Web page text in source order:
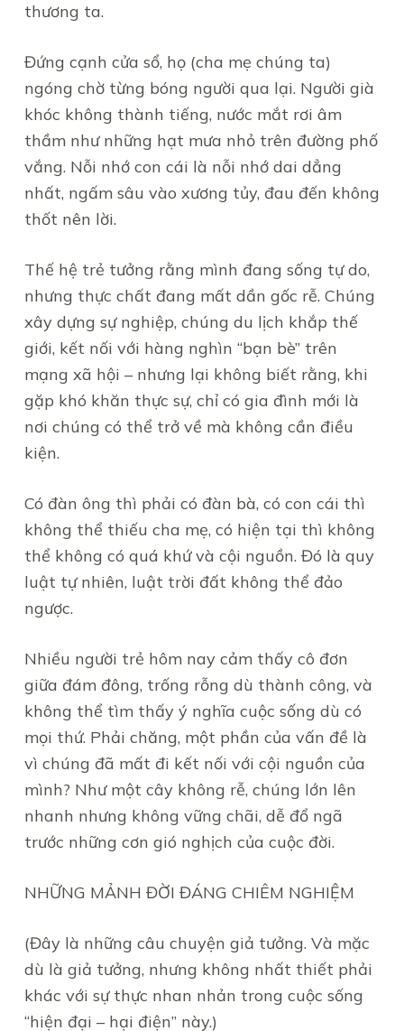
thương ta.
Đứng cạnh cửa sổ, họ (cha mẹ chúng ta)
ngóng chờ từng bóng người qua lại. Người già
khóc không thành tiếng, nước mắt rơi âm
thầm như những hạt mưa nhỏ trên đường phố
vắng. Nỗi nhớ con cái là nỗi nhớ dai dẳng
nhất, ngấm sâu vào xương tủy, đau đến không
thốt nên lời.
Thế hệ trẻ tưởng rằng mình đang sống tự do,
nhưng thực chất đang mất dần gốc rễ. Chúng
xây dựng sự nghiệp, chúng du lịch khắp thế
giới, kết nối với hàng nghìn “bạn bè” trên
mạng xã hội – nhưng lại không biết rằng, khi
gặp khó khăn thực sự, chỉ có gia đình mới là
nơi chúng có thể trở về mà không cần điều
kiện.
Có đàn ông thì phải có đàn bà, có con cái thì
không thể thiếu cha mẹ, có hiện tại thì không
thể không có quá khứ và cội nguồn. Đó là quy
luật tự nhiên, luật trời đất không thể đảo
ngược.
Nhiều người trẻ hôm nay cảm thấy cô đơn
giữa đám đông, trống rỗng dù thành công, và
không thể tìm thấy ý nghĩa cuộc sống dù có
mọi thứ. Phải chăng, một phần của vấn đề là
vì chúng đã mất đi kết nối với cội nguồn của
mình? Như một cây không rễ, chúng lớn lên
nhanh nhưng không vững chãi, dễ đổ ngã
trước những cơn gió nghịch của cuộc đời.
NHỮNG MẢNH ĐỜI ĐÁNG CHIÊM NGHIỆM
(Đây là những câu chuyện giả tưởng. Và mặc
dù là giả tưởng, nhưng không nhất thiết phải
khác với sự thực nhan nhản trong cuộc sống
“hiện đại – hại điện” này.)